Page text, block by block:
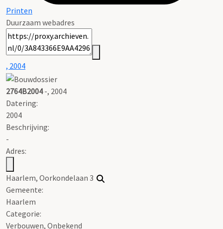
Printen
Duurzaam webadres
, 2004
2764B2004-, 2004
Datering:
2004
Beschrijving:
-
Adres:
Haarlem, Oorkondelaan 3
Gemeente:
Haarlem
Categorie:
Verbouwen, Onbekend